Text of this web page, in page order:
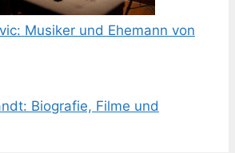
Musiker und Ehemann von
Biografie, Filme und